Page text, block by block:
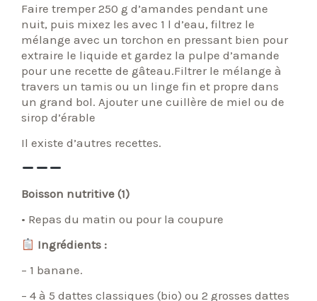
Faire tremper 250 g d’amandes pendant une
nuit, puis mixez les avec 1 l d’eau, filtrez le
mélange avec un torchon en pressant bien pour
extraire le liquide et gardez la pulpe d’amande
pour une recette de gâteau.Filtrer le mélange à
travers un tamis ou un linge fin et propre dans
un grand bol. Ajouter une cuillère de miel ou de
sirop d’érable
Il existe d’autres recettes.
Boisson nutritive (1)
• Repas du matin ou pour la coupure
Ingrédients :
– 1 banane.
– 4 à 5 dattes classiques (bio) ou 2 grosses dattes